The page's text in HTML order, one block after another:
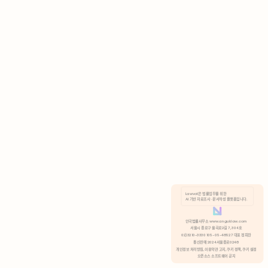
분석 쿠키 허용
Lawvot은 법률업무를 위한
AI 기반 자료조사 · 문서작성 플랫폼입니다.
안국법률사무소 www.anguklaw.com
서울시 종로구 율곡로2길 7, 304호
02)3210-3330 105-05-48527 대표 정희찬
통신판매 2024서울종로0248
개인정보 처리방침, 이용약관 고지, 쿠키 정책, 쿠키 설정
오픈소스 소프트웨어 공지